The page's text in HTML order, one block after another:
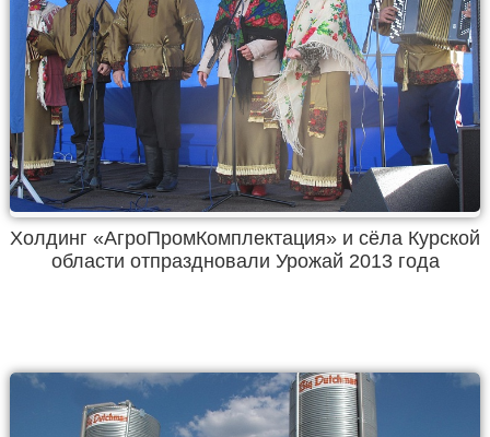
Холдинг «АгроПромКомплектация» и сёла Курской
области отпраздновали Урожай 2013 года